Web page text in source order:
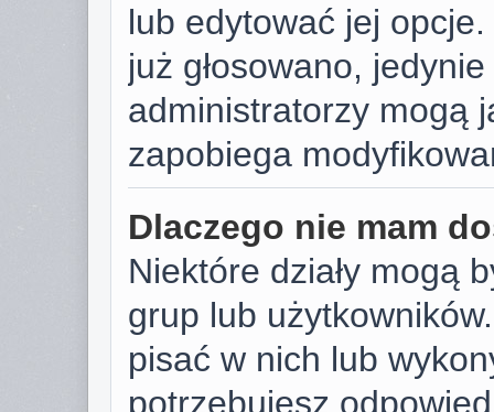
lub edytować jej
już głosowano,
administratorzy mogą
zapobiega
Dlaczego nie mam
Niektóre działy mogą
grup lub
pisać w nich lub
potrzebujesz